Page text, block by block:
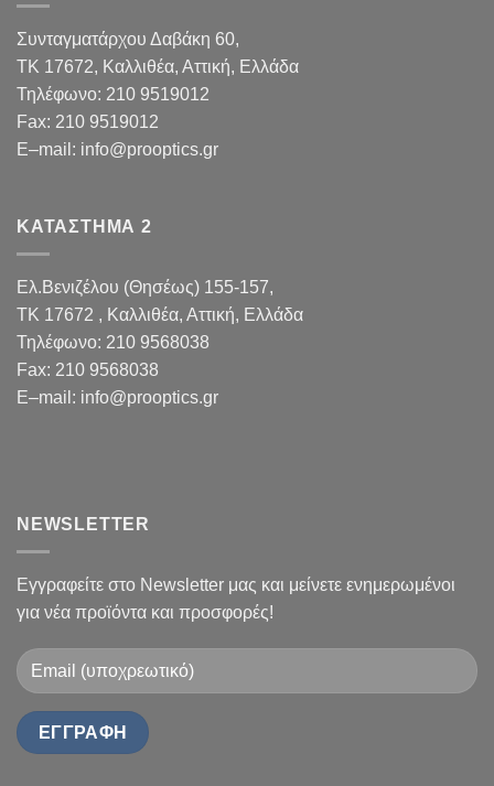
Συνταγματάρχου Δαβάκη 60,
TK 17672, Καλλιθέα, Αττική, Ελλάδα
Τηλέφωνο: 210 9519012
Fax: 210 9519012
E–mail : info@prooptics.gr
ΚΑΤΑΣΤΗΜΑ 2
Ελ.Βενιζέλου (Θησέως) 155-157,
TK 17672 , Καλλιθέα, Αττική, Ελλάδα
Τηλέφωνο: 210 9568038
Fax: 210 9568038
E–mail : info@prooptics.gr
NEWSLETTER
Εγγραφείτε στο Newsletter μας και μείνετε ενημερωμένοι
για νέα προϊόντα και προσφορές!